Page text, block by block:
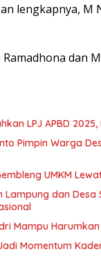
lengkapnya, M
dan
LPJ APBD
Pimpin Warga
UMKM
Lampung dan
Mampu
Momentum